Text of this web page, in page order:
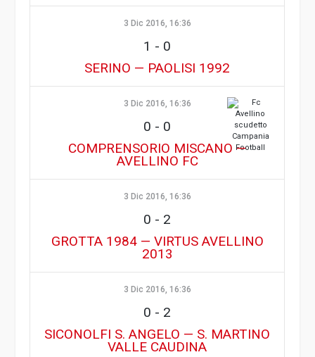
3 Dic 2016, 16:36
1 - 0
SERINO — PAOLISI 1992
3 Dic 2016, 16:36
0 - 0
COMPRENSORIO MISCANO —
AVELLINO FC
3 Dic 2016, 16:36
0 - 2
GROTTA 1984 — VIRTUS AVELLINO
2013
3 Dic 2016, 16:36
0 - 2
SICONOLFI S. ANGELO — S. MARTINO
VALLE CAUDINA